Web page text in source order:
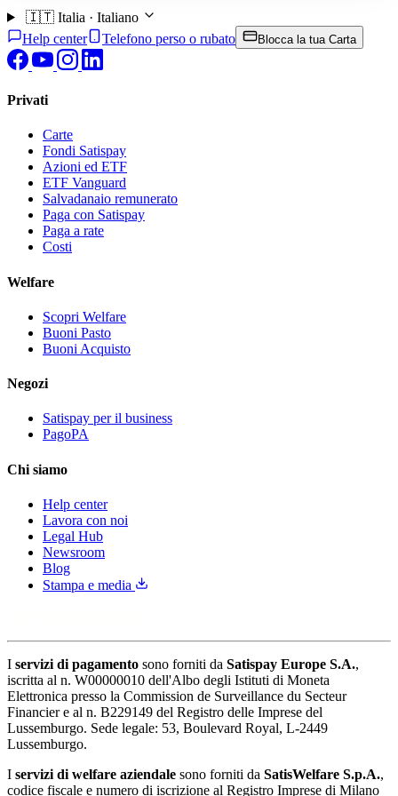
🇮🇹 Italia · Italiano
Help center
Telefono perso o rubato Blocca la tua Carta
Privati
Carte
Fondi Satispay
Azioni ed ETF
ETF Vanguard
Salvadanaio remunerato
Paga con Satispay
Paga a rate
Costi
Welfare
Scopri Welfare
Buoni Pasto
Buoni Acquisto
Negozi
Satispay per il business
PagoPA
Chi siamo
Help center
Lavora con noi
Legal Hub
Newsroom
Blog
Stampa e media
I servizi di pagamento sono forniti da Satispay Europe S.A.,
iscritta al n. W00000010 dell'Albo degli Istituti di Moneta
Elettronica presso la Commission de Surveillance du Secteur
Financier e al n. B229149 del Registro delle Imprese del
Lussemburgo. Sede legale: 53, Boulevard Royal, L-2449
Lussemburgo.
I servizi di welfare aziendale sono forniti da SatisWelfare S.p.A.,
codice fiscale e numero di iscrizione al Registro Imprese di Milano